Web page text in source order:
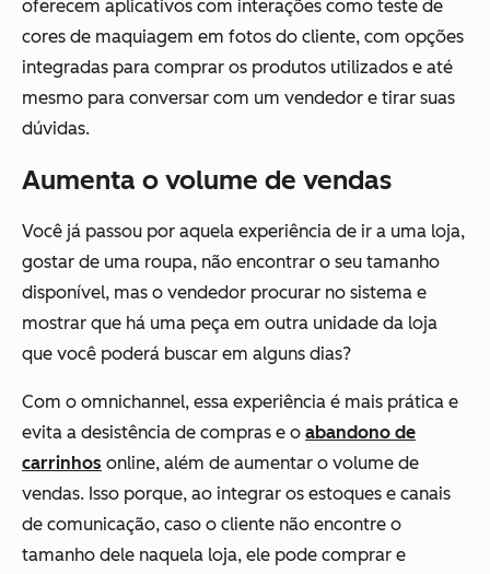
oferecem aplicativos com interações como teste de
cores de maquiagem em fotos do cliente, com opções
integradas para comprar os produtos utilizados e até
mesmo para conversar com um vendedor e tirar suas
dúvidas.
Aumenta o volume de vendas
Você já passou por aquela experiência de ir a uma loja,
gostar de uma roupa, não encontrar o seu tamanho
disponível, mas o vendedor procurar no sistema e
mostrar que há uma peça em outra unidade da loja
que você poderá buscar em alguns dias?
Com o omnichannel, essa experiência é mais prática e
evita a desistência de compras e o abandono de
carrinhos online, além de aumentar o volume de
vendas. Isso porque, ao integrar os estoques e canais
de comunicação, caso o cliente não encontre o
tamanho dele naquela loja, ele pode comprar e